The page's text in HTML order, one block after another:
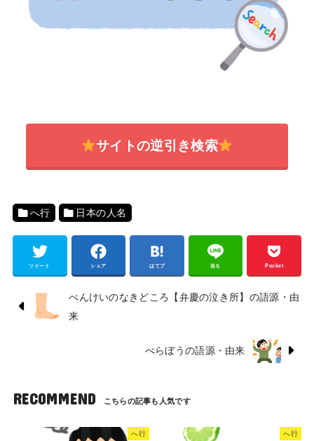
サイトの逆引き検索
へ行 日本の人名
ツイート シェア はてブ 送る Pocket
べんけいのなきどころ【弁慶の泣き所】の語源・由
来
べらぼうの語源・由来
RECOMMEND
へ行 へ行